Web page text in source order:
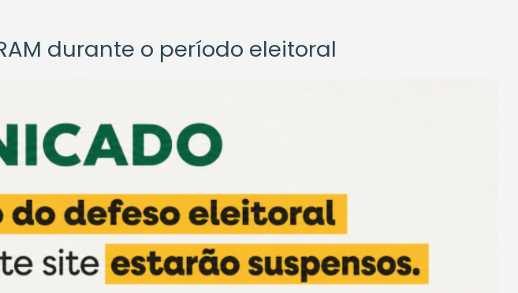
durante o período eleitoral